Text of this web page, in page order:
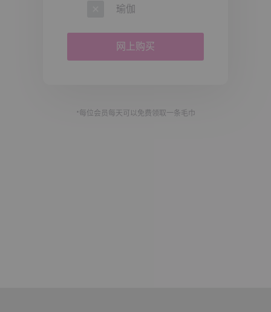
瑜伽
网上购买
*每位会员每天可以免费领取一条毛巾